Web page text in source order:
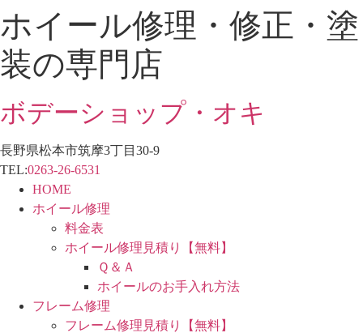
ン
テ
ン
に
キ
ッ
ホイール修理・修正・塗
装の専門店
ボデーショップ・オキ
長野県松本市筑摩3丁目30-9
TEL:0263-26-6531
HOME
ホイール修理
料金表
ホイール修理見積り【無料】
Ｑ＆Ａ
ホイールのお手入れ方法
フレーム修理
フレーム修理見積り【無料】